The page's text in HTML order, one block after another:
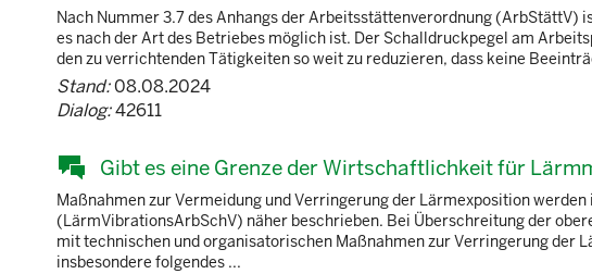
Nach Nummer 3.7 des Anhangs der Arbeitsstättenverordnung
es nach der Art des Betriebes möglich ist. Der Schalldruckpegel am
den zu verrichtenden Tätigkeiten so weit zu reduzieren, dass keine
Stand:08.08.2024
Dialog:42611
Gibt es eine Grenze der Wirtschaftlichkeit für
Maßnahmen zur Vermeidung und Verringerung der Lärmexposition
(LärmVibrationsArbSchV) näher beschrieben. Bei Überschreitung der
mit technischen und organisatorischen Maßnahmen zur Verringerung der
insbesondere folgendes ...